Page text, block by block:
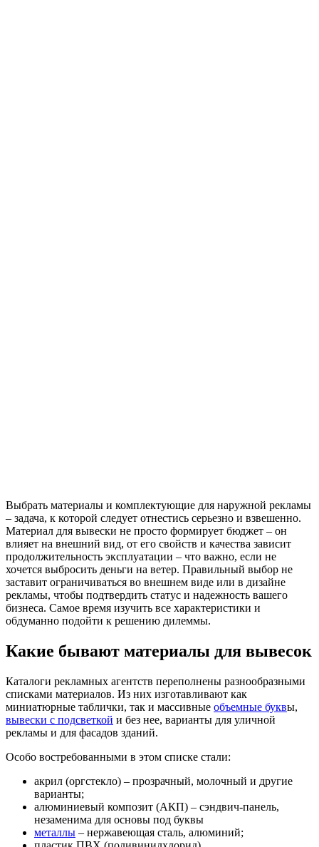
Выбрать материалы и комплектующие для наружной рекламы
– задача, к которой следует отнестись серьезно и взвешенно.
Материал для вывески не просто формирует бюджет – он
влияет на внешний вид, от его свойств и качества зависит
продолжительность эксплуатации – что важно, если не
хочется выбросить деньги на ветер. Правильный выбор не
заставит ограничиваться во внешнем виде или в дизайне
рекламы, чтобы подтвердить статус и надежность вашего
бизнеса. Самое время изучить все характеристики и
обдуманно подойти к решению дилеммы.
Какие бывают материалы для вывесок
Каталоги рекламных агентств переполнены разнообразными
списками материалов. Из них изготавливают как
миниатюрные таблички, так и массивные объемные буквы,
вывески с подсветкой и без нее, варианты для уличной
рекламы и для фасадов зданий.
Особо востребованными в этом списке стали:
акрил (оргстекло) – прозрачный, молочный и другие
варианты;
алюминиевый композит (АКП) – сэндвич-панель,
незаменима для основы под буквы
металлы – нержавеющая сталь, алюминий;